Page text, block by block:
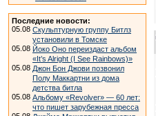
Последние новости:
05.08 Скульптурную группу Битлз
установили в Томске
05.08 Йоко Оно переиздаст альбом
«It’s Alright (I See Rainbows)»
05.08 Джон Бон Джови позвонил
Полу Маккартни из дома
детства битла
05.08 Альбому «Revolver» — 60 лет:
что пишет зарубежная пресса